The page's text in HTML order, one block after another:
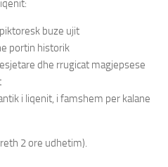
buze ujit
portin historik
dhe rrugicat magjepsese
i liqenit, i famshem per kalane
2 ore udhetim).